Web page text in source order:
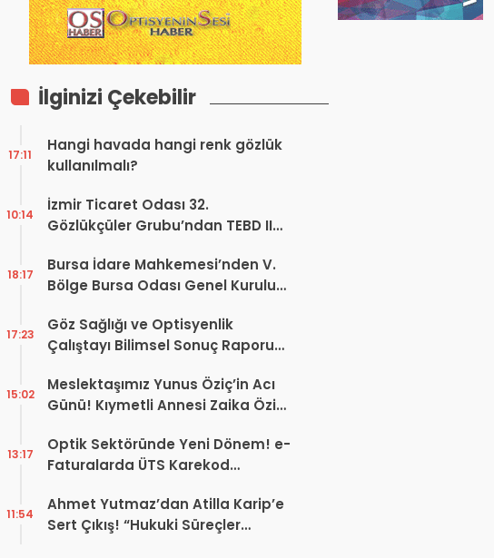
İlginizi Çekebilir
Hangi havada hangi renk gözlük
kullanılmalı?
17:11
İzmir Ticaret Odası 32.
Gözlükçüler Grubu’ndan TEBD II
Projesi açıklaması
10:14
Bursa İdare Mahkemesi’nden V.
Bölge Bursa Odası Genel Kurulu
18:17
Göz Sağlığı ve Optisyenlik
Çalıştayı Bilimsel Sonuç Raporu
17:23
Meslektaşımız Yunus Öziç’in Acı
Günü! Kıymetli Annesi Zaika Öziç
15:02
Optik Sektöründe Yeni Dönem! e-
Faturalarda ÜTS Karekod
Başlıyor
13:17
Ahmet Yutmaz’dan Atilla Karip’e
Sert Çıkış! “Hukuki Süreçler
11:54